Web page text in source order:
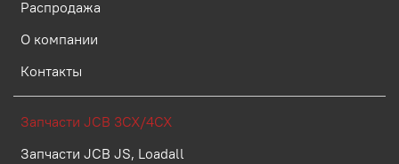
Распродажа
О компании
Контакты
Запчасти JCB 3CX/4CX
Запчасти JCB JS, Loadall